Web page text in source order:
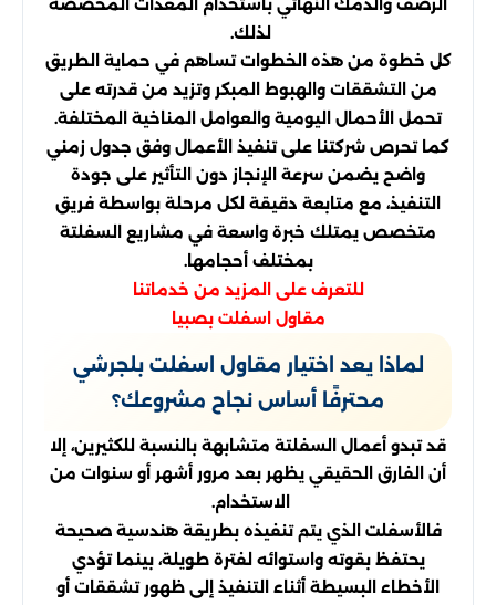
لذلك.
كل خطوة من هذه الخطوات تساهم في حماية الطريق
من التشققات والهبوط المبكر وتزيد من قدرته على
تحمل الأحمال اليومية والعوامل المناخية المختلفة.
كما تحرص شركتنا على تنفيذ الأعمال وفق جدول زمني
واضح يضمن سرعة الإنجاز دون التأثير على جودة
التنفيذ، مع متابعة دقيقة لكل مرحلة بواسطة فريق
متخصص يمتلك خبرة واسعة في مشاريع السفلتة
بمختلف أحجامها.
للتعرف على المزيد من خدماتنا
مقاول اسفلت بصبيا
لماذا يعد اختيار مقاول اسفلت بلجرشي
محترفًا أساس نجاح مشروعك؟
قد تبدو أعمال السفلتة متشابهة بالنسبة للكثيرين، إلا
أن الفارق الحقيقي يظهر بعد مرور أشهر أو سنوات من
الاستخدام.
فالأسفلت الذي يتم تنفيذه بطريقة هندسية صحيحة
يحتفظ بقوته واستوائه لفترة طويلة، بينما تؤدي
الأخطاء البسيطة أثناء التنفيذ إلى ظهور تشققات أو